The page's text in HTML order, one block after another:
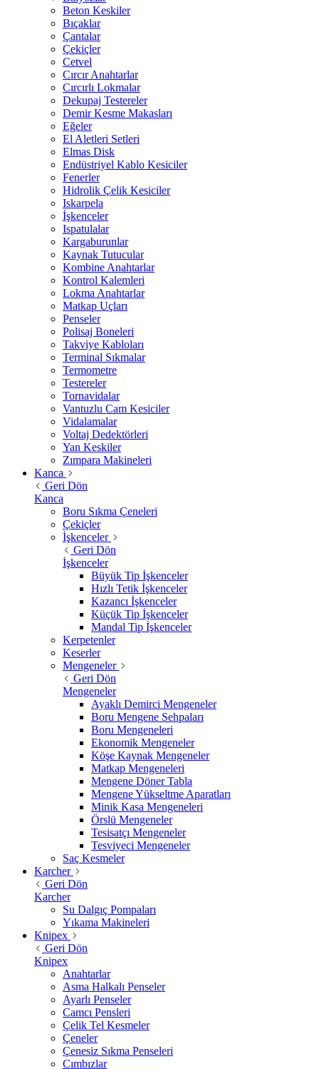
Beton Keskiler
Bıçaklar
Çantalar
Çekiçler
Cetvel
Cırcır Anahtarlar
Cırcırlı Lokmalar
Dekupaj Testereler
Demir Kesme Makasları
Eğeler
El Aletleri Setleri
Elmas Disk
Endüstriyel Kablo Kesiciler
Fenerler
Hidrolik Çelik Kesiciler
Iskarpela
İşkenceler
Ispatulalar
Kargaburunlar
Kaynak Tutucular
Kombine Anahtarlar
Kontrol Kalemleri
Lokma Anahtarlar
Matkap Uçları
Penseler
Polisaj Boneleri
Takviye Kabloları
Terminal Sıkmalar
Termometre
Testereler
Tornavidalar
Vantuzlu Cam Kesiciler
Vidalamalar
Voltaj Dedektörleri
Yan Keskiler
Zımpara Makineleri
Kanca
Geri Dön
Kanca
Boru Sıkma Çeneleri
Çekiçler
İşkenceler
Geri Dön
İşkenceler
Büyük Tip İşkenceler
Hızlı Tetik İşkenceler
Kazancı İşkenceler
Küçük Tip İşkenceler
Mandal Tip İşkenceler
Kerpetenler
Keserler
Mengeneler
Geri Dön
Mengeneler
Ayaklı Demirci Mengeneler
Boru Mengene Sehpaları
Boru Mengeneleri
Ekonomik Mengeneler
Köşe Kaynak Mengeneler
Matkap Mengeneleri
Mengene Döner Tabla
Mengene Yükseltme Aparatları
Minik Kasa Mengeneleri
Örslü Mengeneler
Tesisatçı Mengeneler
Tesviyeci Mengeneler
Saç Kesmeler
Karcher
Geri Dön
Karcher
Su Dalgıç Pompaları
Yıkama Makineleri
Knipex
Geri Dön
Knipex
Anahtarlar
Asma Halkalı Penseler
Ayarlı Penseler
Camcı Pensleri
Çelik Tel Kesmeler
Çeneler
Çenesiz Sıkma Penseleri
Cımbızlar